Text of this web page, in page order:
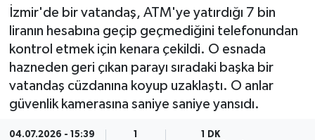
İzmir'de bir vatandaş, ATM'ye yatırdığı 7 bin
liranın hesabına geçip geçmediğini telefonundan
kontrol etmek için kenara çekildi. O esnada
hazneden geri çıkan parayı sıradaki başka bir
vatandaş cüzdanına koyup uzaklaştı. O anlar
güvenlik kamerasına saniye saniye yansıdı.
04.07.2026 - 15:39 1 1 DK